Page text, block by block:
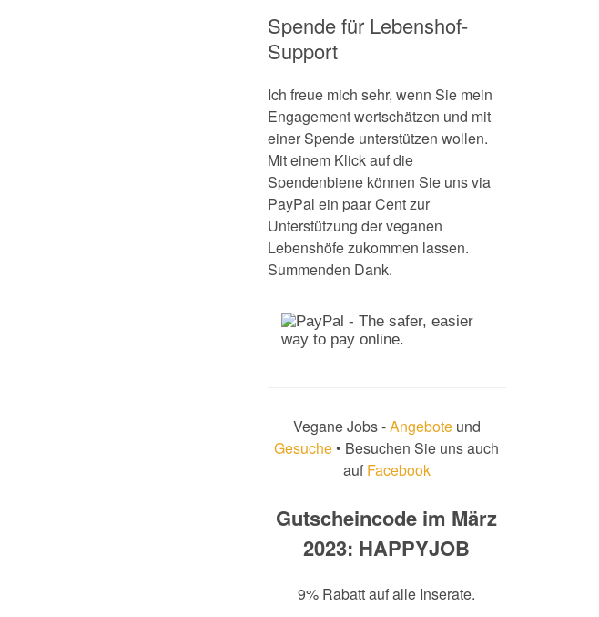
Spende für Lebenshof-
Support
Ich freue mich sehr, wenn Sie mein
Engagement wertschätzen und mit
einer Spende unterstützen wollen.
Mit einem Klick auf die
Spendenbiene können Sie uns via
PayPal ein paar Cent zur
Unterstützung der veganen
Lebenshöfe zukommen lassen.
Summenden Dank.
Vegane Jobs -Angebote und
Gesuche • Besuchen Sie uns auch
auf Facebook
Gutscheincode im März
2023: HAPPYJOB
9% Rabatt auf alle Inserate.